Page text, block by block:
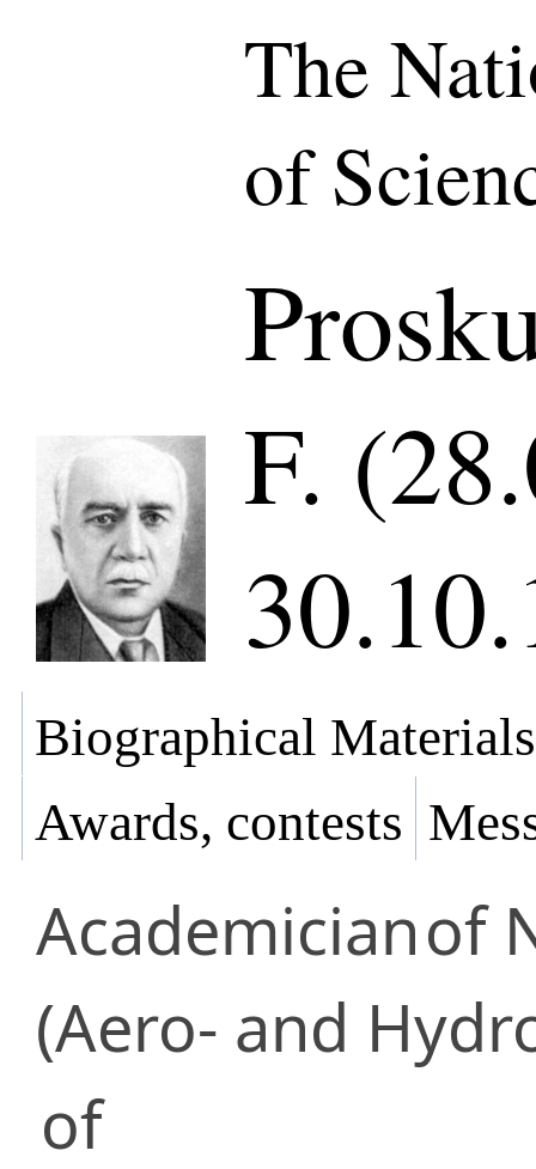
The
of
F.
Biographical Materials
Awards, contests
Academicianof
(Aero- and
of